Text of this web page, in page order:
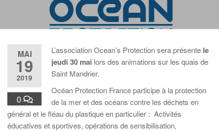
MAI
19
2019
0
L’association Ocean’s Protection sera présente le
jeudi 30 mai lors des animations sur les quais de
Saint Mandrier.
Océan Protection France participe à la protection
de la mer et des océans contre les déchets en
général et le fléau du plastique en particulier : Activités
éducatives et sportives, opérations de sensibilisation,